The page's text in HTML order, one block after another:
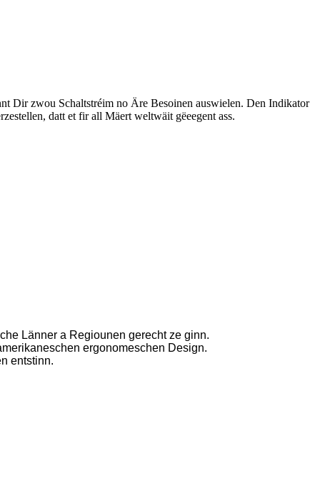
Dir zwou Schaltstréim no Äre Besoinen auswielen. Den Indikator
datt et fir all Mäert weltwäit gëeegent ass.
Länner a Regiounen gerecht ze ginn.
ergonomeschen Design.
entstinn.